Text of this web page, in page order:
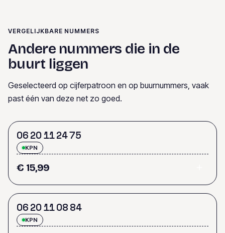
VERGELIJKBARE NUMMERS
Andere nummers die in de
buurt liggen
Geselecteerd op cijferpatroon en op buurnummers, vaak
past één van deze net zo goed.
06 20112475
KPN
€ 15,99
06 201108 84
KPN